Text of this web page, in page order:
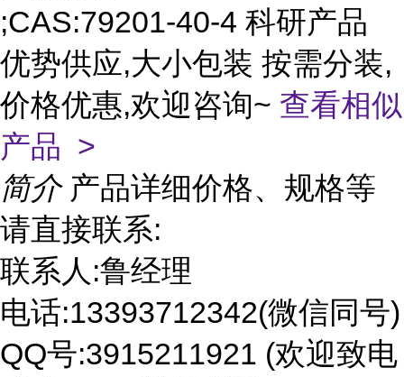
;CAS:79201-40-4 科研产品
优势供应,大小包装 按需分装,
价格优惠,欢迎咨询~ 查看相似
产品 >
简介 产品详细价格、规格等
请直接联系:
联系人:鲁经理
电话:13393712342(微信同号)
QQ号:3915211921 (欢迎致电